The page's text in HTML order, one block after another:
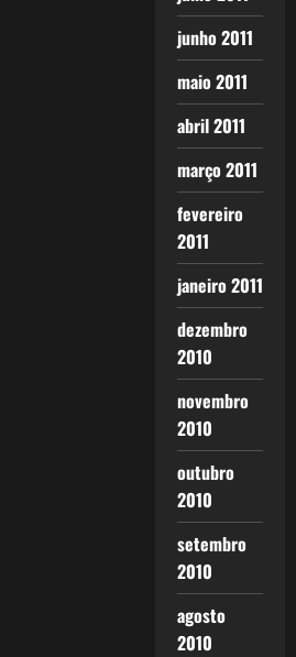
junho 2011
maio 2011
abril 2011
março 2011
fevereiro
2011
janeiro 2011
dezembro
2010
novembro
2010
outubro
2010
setembro
2010
agosto
2010